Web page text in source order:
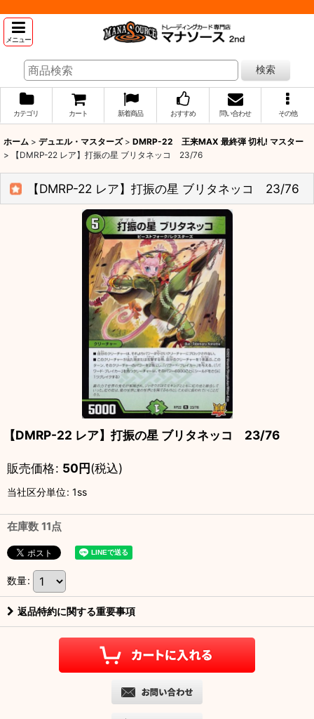
メニュー
検索
カテゴリ カート 新着商品 おすすめ 問い合わせ その他
ホーム > デュエル・マスターズ > DMRP-22 王来MAX 最終弾 切札! マスター
>
【DMRP-22 レア】打振の星 ブリタネッコ 23/76
【DMRP-22 レア】打振の星 ブリタネッコ 23/76
【DMRP-22 レア】打振の星 ブリタネッコ 23/76
販売価格: 50円(税込)
当社区分単位: 1ss
在庫数 11点
数量:
返品特約に関する重要事項